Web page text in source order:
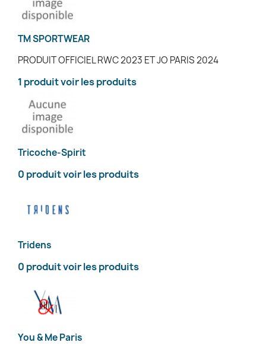
TM SPORTWEAR
PRODUIT OFFICIEL RWC 2023 ET JO PARIS 2024
1 produitvoir les produits
Tricoche-Spirit
0 produitvoir les produits
Tridens
0 produitvoir les produits
You & Me Paris